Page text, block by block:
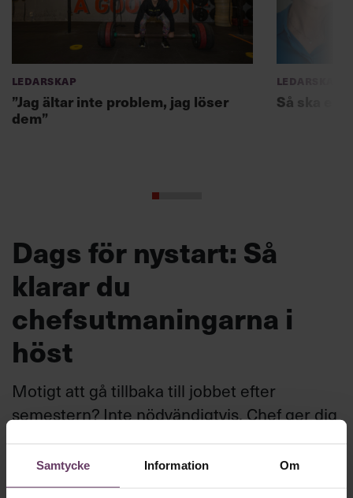
Samtycke Information Om
Ledarskap
”Jag ältar inte problem, jag löser
dem”
Ledarskap
Så ska en
Dags för nystart: Så
klarar du
chefsutmaningarna i
höst
Motigt att gå tillbaka till jobbet efter
semestern? Inte nödvändigtvis. Chef ger dig
hela listan på hur du förvandlar höstens
problem till möjligheter och gör din
jobbcomeback med stil.